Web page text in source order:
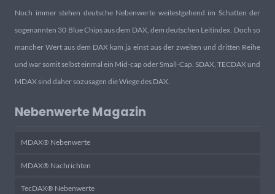
Noch immer stehen deutsche Nebenwerte weitestgehend im Schatten der
sogenannten 30 Blue Chips aus dem DAX, dem deutschen Leitindex. Doch so
mancher Wert aus dem DAX kam ja einst aus der zweiten und dritten Reihe
und war somit selbst einmal ein Mid-cap oder Small-Cap. SDAX, TECDAX und
MDAX sind daher sozusagen die Wiege des DAX.
Nebenwerte Magazin
MDAX® Nebenwerte
MDAX® Nachrichten
TecDAX® Nebenwerte